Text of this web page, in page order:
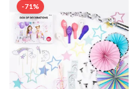
-71%